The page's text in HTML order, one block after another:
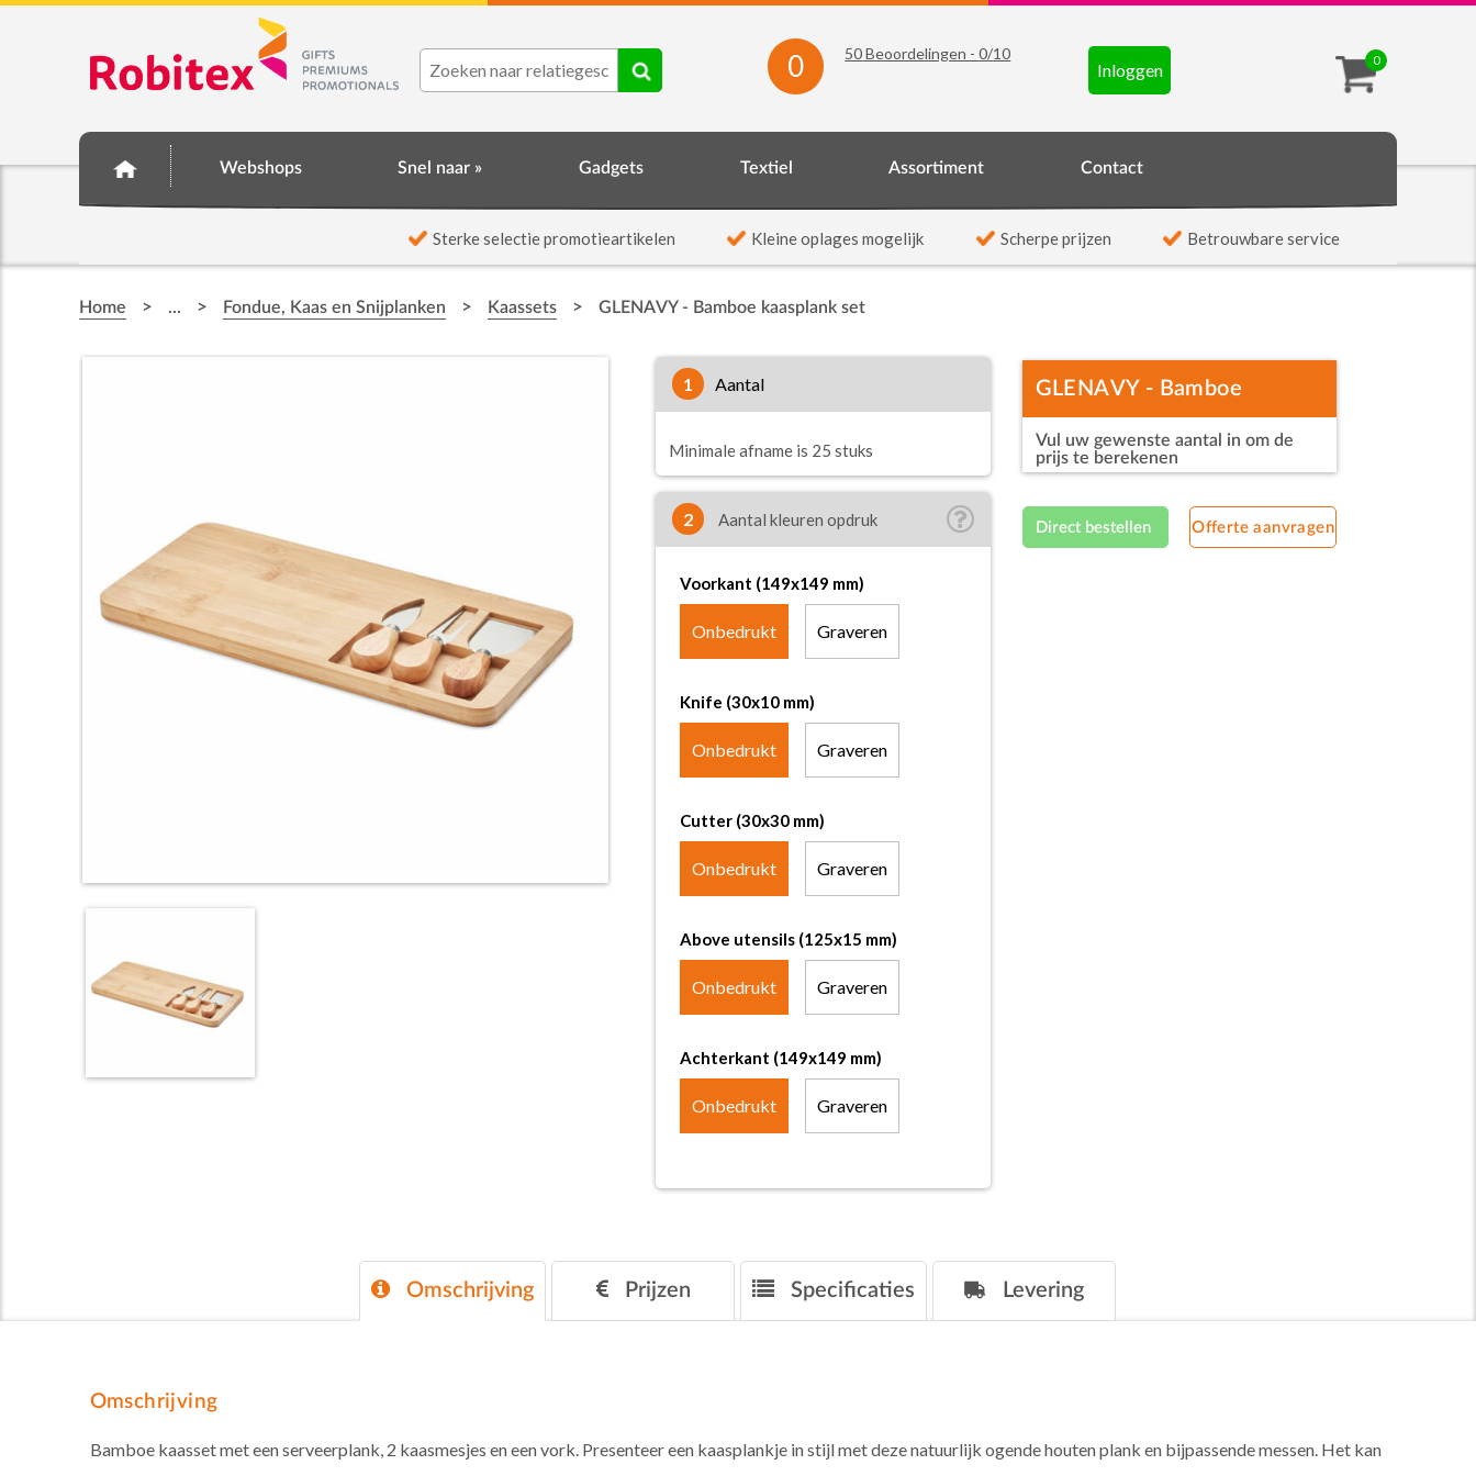
0
Inloggen
0 50Beoordelingen -0/10
Webshops Snel naar » Gadgets Textiel Assortiment Contact
Sterke selectie promotieartikelen Kleine oplages mogelijk Scherpe prijzen Betrouwbare service
Home > ... > Fondue, Kaas en Snijplanken > Kaassets > GLENAVY - Bamboe kaasplank set
1 aantal
Minimale afname is 25 stuks
2 Aantal kleuren opdruk
Voorkant (149x149 mm)
Onbedrukt Graveren
Knife (30x10 mm)
Onbedrukt Graveren
Cutter (30x30 mm)
Onbedrukt Graveren
Above utensils (125x15 mm)
Onbedrukt Graveren
Achterkant (149x149 mm)
Onbedrukt Graveren
GLENAVY - Bamboe
kaasplank set
Vul uw gewenste aantal in om de
prijs te berekenen
Direct bestellen Offerte aanvragen
Omschrijving Prijzen Specificaties Levering
Omschrijving
Bamboe kaasset met een serveerplank, 2 kaasmesjes en een vork. Presenteer een kaasplankje in stijl met deze natuurlijk ogende houten plank en bijpassende messen. Het kan